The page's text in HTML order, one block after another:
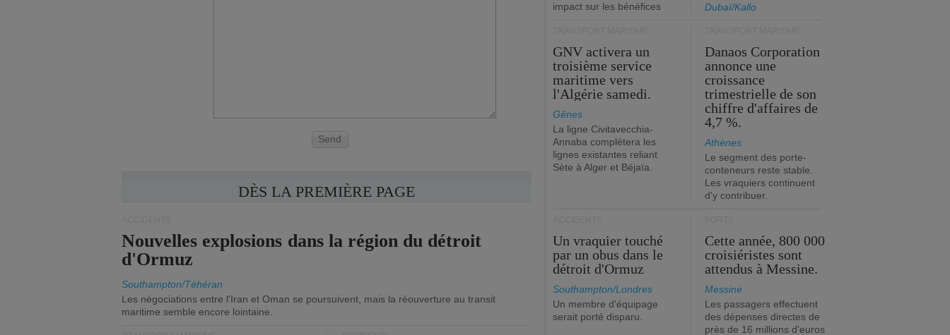
Send
DÈS LA PREMIÈRE PAGE
Nouvelles explosions dans la région du détroit
d'Ormuz
Southampton/Téhéran
Les négociations entre l'Iran et Oman se poursuivent, mais la réouverture au transit
maritime semble encore lointaine.
impact sur les bénéfices
Dubaï/Kallo
GNV activera un
troisième service
maritime vers
l'Algérie samedi.
Gênes
La ligne Civitavecchia-
Annaba complétera les
lignes existantes reliant
Sète à Alger et Béjaïa.
Danaos Corporation
annonce une
croissance
trimestrielle de son
chiffre d'affaires de
4,7 %.
Athènes
Le segment des porte-
conteneurs reste stable.
Les vraquiers continuent
d'y contribuer.
Un vraquier touché
par un obus dans le
détroit d'Ormuz
Southampton/Londres
Un membre d'équipage
serait porté disparu.
Cette année, 800 000
croisiéristes sont
attendus à Messine.
Messine
Les passagers effectuent
des dépenses directes de
près de 16 millions d'euros